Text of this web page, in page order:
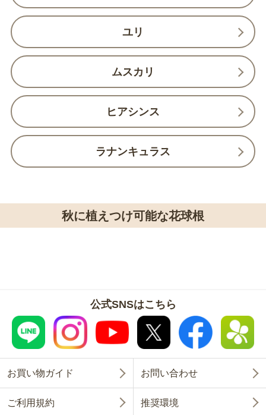
ユリ
ムスカリ
ヒアシンス
ラナンキュラス
秋に植えつけ可能な花球根
公式SNSはこちら
お買い物ガイド お問い合わせ
ご利用規約 推奨環境